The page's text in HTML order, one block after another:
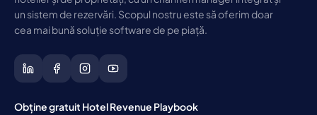
un sistem de rezervări. Scopul nostru este să oferim doar
cea mai bună soluție software de pe piață.
Obține gratuit Hotel Revenue Playbook